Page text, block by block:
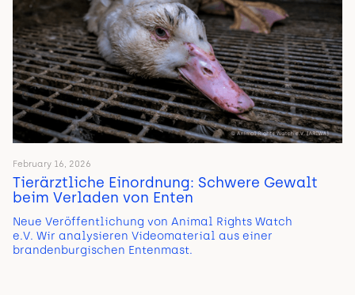
February 16, 2026
Tierärztliche Einordnung: Schwere Gewalt
beim Verladen von Enten
Neue Veröffentlichung von Animal Rights Watch
e.V. Wir analysieren Videomaterial aus einer
brandenburgischen Entenmast.